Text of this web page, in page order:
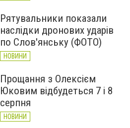
Рятувальники показали
наслідки дронових ударів
по Слов'янську (ФОТО)
НОВИНИ
Прощання з Олексієм
Юковим відбудеться 7 і 8
серпня
НОВИНИ